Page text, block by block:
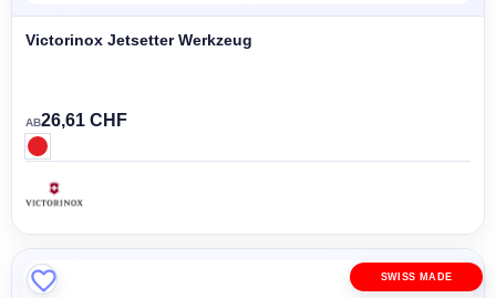
Victorinox Jetsetter Werkzeug
AB26,61 CHF
SWISS MADE